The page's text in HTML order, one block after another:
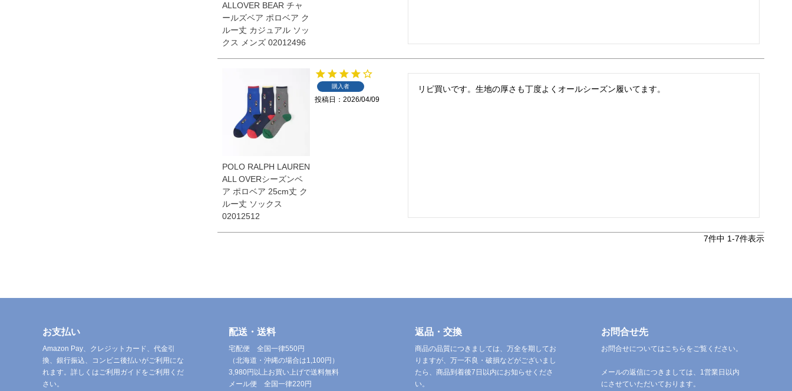
ALLOVER BEAR チャ
ールズベア ポロベア ク
ルー丈 カジュアル ソッ
クス メンズ 02012496
POLO RALPH LAUREN
ALL OVERシーズンベ
ア ポロベア 25cm丈 ク
ルー丈 ソックス
02012512
購入者
投稿日 2026/04/09
リピ買いです。生地の厚さも丁度よくオールシーズン履いてます。
7件中 1-7件表示
お支払い
Amazon Pay、クレジットカード、代金引
換、銀行振込、コンビニ後払いがご利用にな
れます。詳しくはご利用ガイドをご利用くだ
さい。
配送・送料
宅配便 全国一律550円
（北海道・沖縄の場合は1,100円）
3,980円以上お買い上げで送料無料
メール便 全国一律220円
返品・交換
商品の品質につきましては、万全を期してお
りますが、万一不良・破損などがございまし
たら、商品到着後7日以内にお知らせくださ
い。
お問合せ先
お問合せについてはこちらをご覧ください。
メールの返信につきましては、1営業日以内
にさせていただいております。